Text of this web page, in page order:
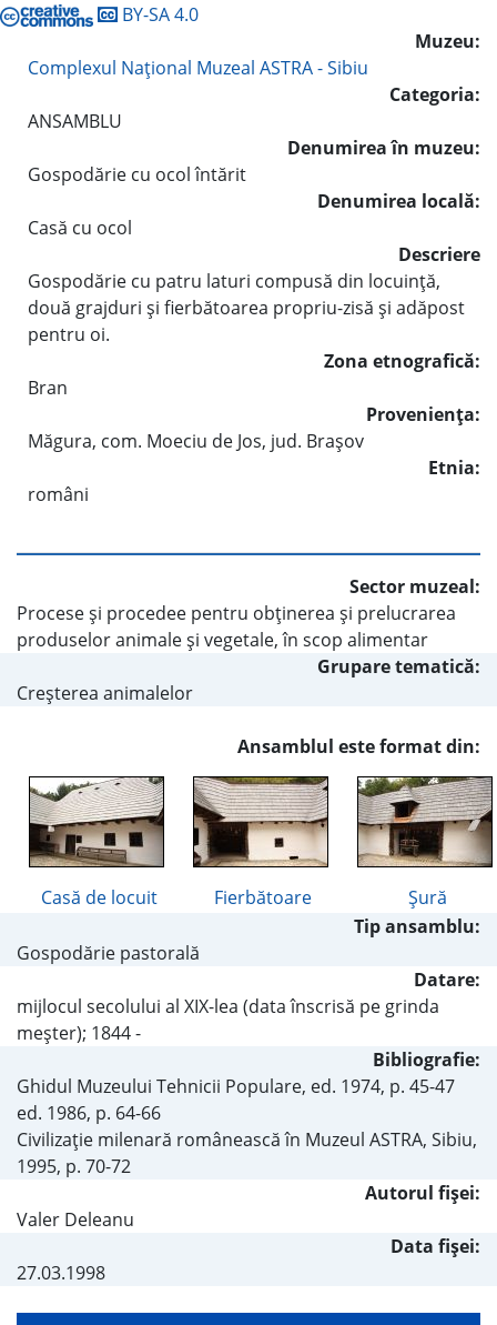
BY-SA 4.0
Muzeu:
Complexul Naţional Muzeal ASTRA - Sibiu
Categoria:
ANSAMBLU
Denumirea în muzeu:
Gospodărie cu ocol întărit
Denumirea locală:
Casă cu ocol
Descriere
Gospodărie cu patru laturi compusă din locuinţă,
două grajduri şi fierbătoarea propriu-zisă şi adăpost
pentru oi.
Zona etnografică:
Bran
Provenienţa:
Măgura, com. Moeciu de Jos, jud. Braşov
Etnia:
români
Sector muzeal:
Procese şi procedee pentru obţinerea şi prelucrarea
produselor animale şi vegetale, în scop alimentar
Grupare tematică:
Creşterea animalelor
Ansamblul este format din:
Casă de locuit Fierbătoare
Şură
Tip ansamblu:
Gospodărie pastorală
Datare:
mijlocul secolului al XIX-lea (data înscrisă pe grinda
meşter); 1844 -
Bibliografie:
Ghidul Muzeului Tehnicii Populare, ed. 1974, p. 45-47
ed. 1986, p. 64-66
Civilizaţie milenară românească în Muzeul ASTRA, Sibiu,
1995, p. 70-72
Autorul fişei:
Valer Deleanu
Data fișei:
27.03.1998